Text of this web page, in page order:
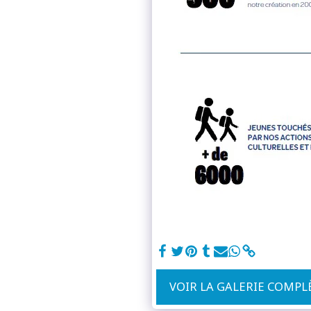
VOIR LA GALERIE